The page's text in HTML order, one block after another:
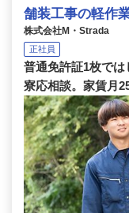
舗装工事の軽作
株式会社M・Strada
正社員
普通免許証1枚で
寮応相談。家賃月